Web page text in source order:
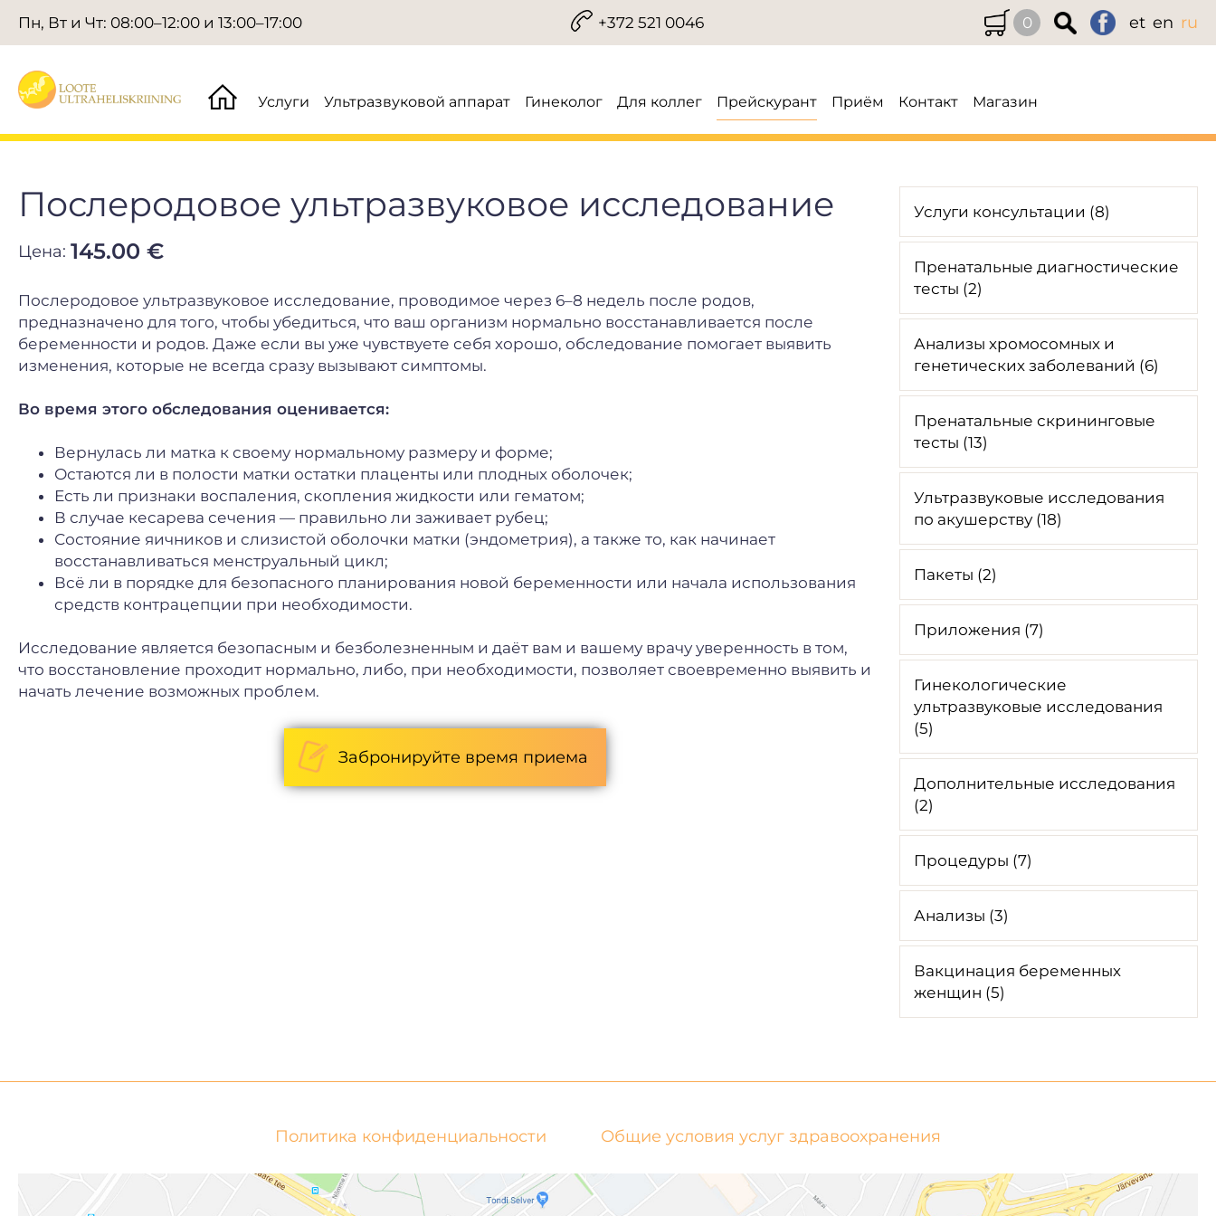
Пн, Вт и Чт: 08:00–12:00 и 13:00–17:00 +372 521 0046 0 et en ru
Услуги Ультразвуковой аппарат Гинеколог Для коллег Прейскурант Приём Контакт Магазин
Послеродовое ультразвуковое исследование
Цена: 145.00 €
Послеродовое ультразвуковое исследование, проводимое через 6–8 недель после родов,
предназначено для того, чтобы убедиться, что ваш организм нормально восстанавливается после
беременности и родов. Даже если вы уже чувствуете себя хорошо, обследование помогает выявить
изменения, которые не всегда сразу вызывают симптомы.
Во время этого обследования оценивается:
Вернулась ли матка к своему нормальному размеру и форме;
Остаются ли в полости матки остатки плаценты или плодных оболочек;
Есть ли признаки воспаления, скопления жидкости или гематом;
В случае кесарева сечения — правильно ли заживает рубец;
Состояние яичников и слизистой оболочки матки (эндометрия), а также то, как начинает
восстанавливаться менструальный цикл;
Всё ли в порядке для безопасного планирования новой беременности или начала использования
средств контрацепции при необходимости.
Исследование является безопасным и безболезненным и даёт вам и вашему врачу уверенность в том,
что восстановление проходит нормально, либо, при необходимости, позволяет своевременно выявить и
начать лечение возможных проблем.
Забронируйте время приема
Услуги консультации (8)
Пренатальные диагностические
тесты (2)
Анализы хромосомных и
генетических заболеваний (6)
Пренатальные скрининговые
тесты (13)
Ультразвуковые исследования
по акушерству (18)
Пакеты (2)
Приложения (7)
Гинекологические
ультразвуковые исследования
(5)
Дополнительные исследования
(2)
Процедуры (7)
Анализы (3)
Вакцинация беременных
женщин (5)
Политика конфиденциальности Общие условия услуг здравоохранения